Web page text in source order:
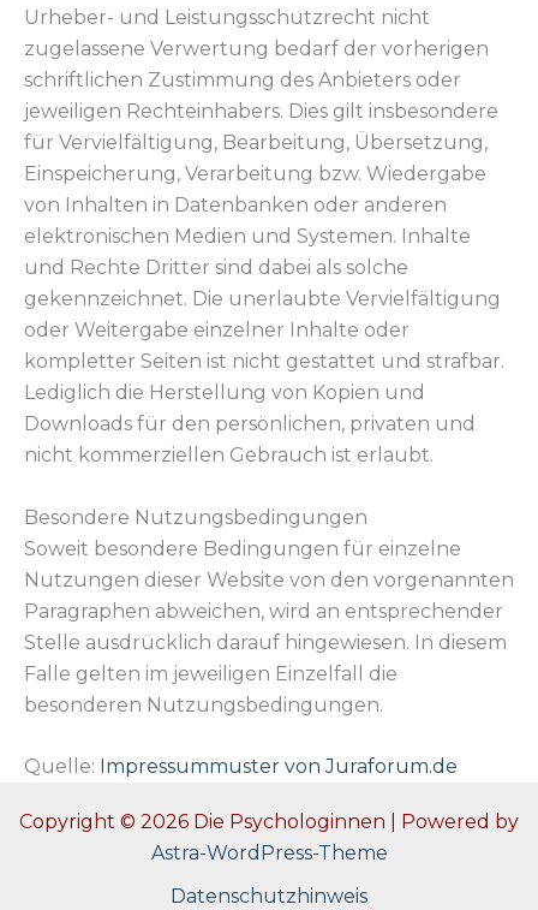
Urheber- und Leistungsschutzrecht nicht
zugelassene Verwertung bedarf der vorherigen
schriftlichen Zustimmung des Anbieters oder
jeweiligen Rechteinhabers. Dies gilt insbesondere
für Vervielfältigung, Bearbeitung, Übersetzung,
Einspeicherung, Verarbeitung bzw. Wiedergabe
von Inhalten in Datenbanken oder anderen
elektronischen Medien und Systemen. Inhalte
und Rechte Dritter sind dabei als solche
gekennzeichnet. Die unerlaubte Vervielfältigung
oder Weitergabe einzelner Inhalte oder
kompletter Seiten ist nicht gestattet und strafbar.
Lediglich die Herstellung von Kopien und
Downloads für den persönlichen, privaten und
nicht kommerziellen Gebrauch ist erlaubt.
Besondere Nutzungsbedingungen
Soweit besondere Bedingungen für einzelne
Nutzungen dieser Website von den vorgenannten
Paragraphen abweichen, wird an entsprechender
Stelle ausdrücklich darauf hingewiesen. In diesem
Falle gelten im jeweiligen Einzelfall die
besonderen Nutzungsbedingungen.
Quelle: Impressummuster von Juraforum.de
Copyright © 2026 Die Psychologinnen | Powered by
Astra-WordPress-Theme
Datenschutzhinweis